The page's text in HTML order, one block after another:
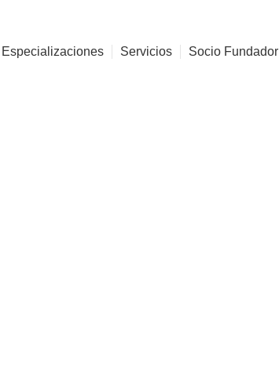
Servicios Socio Fundador